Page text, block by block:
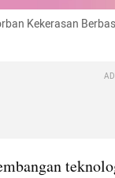
Kekerasan